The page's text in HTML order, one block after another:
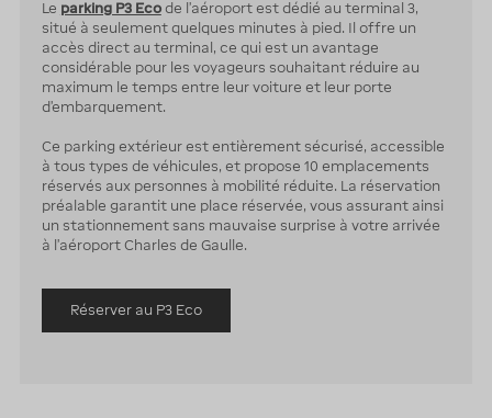
Le parking P3 Ecode l’aéroport est dédié au terminal 3,
situé à seulement quelques minutes à pied. Il offre un
accès direct au terminal, ce qui est un avantage
considérable pour les voyageurs souhaitant réduire au
maximum le temps entre leur voiture et leur porte
d’embarquement.
Ce parking extérieur est entièrement sécurisé, accessible
à tous types de véhicules, et propose 10 emplacements
réservés aux personnes à mobilité réduite. La réservation
préalable garantit une place réservée, vous assurant ainsi
un stationnement sans mauvaise surprise à votre arrivée
à l’aéroport Charles de Gaulle.
Réserver au P3 Eco